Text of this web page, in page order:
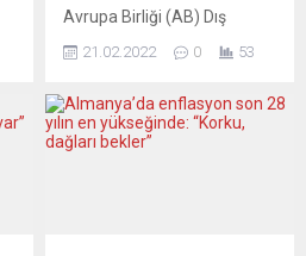
Avrupa Birliği (AB) Dış
Yüksek Temsilcisi Josep
kontrolündeki medyasının
Ukrayna ile ilgili gerçekleri
21.02.2022 0 53